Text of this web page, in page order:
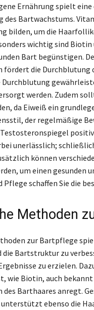
Ernährung spielt
des Bartwachstums.
bilden, um die
wichtig sind Biotin
Bart begünstigen.
fördert die
werden. Zudem
da Eiweiß ein
der regelmäßige
unerlässlich;
können
um einen gesunden
Pflege schaffen Sie die
Methoden
zur Bartpflege
die Bartstruktur zu
zu erzielen.
wie Biotin, auch
des Barthaares anregt.
ebenso die